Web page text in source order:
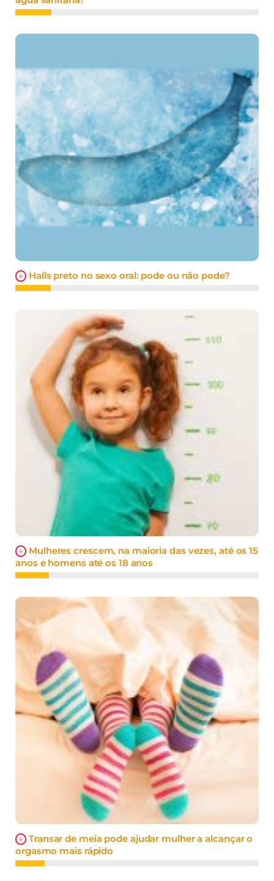
Halls preto no sexo oral: pode ou não pode?
Mulheres crescem, na maioria das vezes, até os 15
anos e homens até os 18 anos
Transar de meia pode ajudar mulher a alcançar o
orgasmo mais rápido